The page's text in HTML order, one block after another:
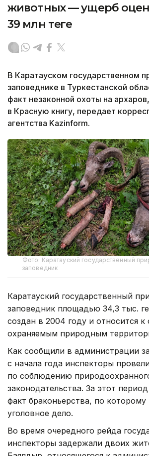
животных — ущерб
39 млн теңге
В Каратауском государственном
заповеднике в Туркестанской
факт незаконной охоты на
в Красную книгу, передает
агентства Kazinform.
Фото: Каратауский государственный
заповедник
Каратауский государственный
заповедник площадью 34,3 тыс.
создан в 2004 году и относится к
охраняемым природным
Как сообщили в администрации
с начала года инспекторы
по соблюдению
законодательства. За этот
факт браконьерства, по
уголовное дело.
Во время очередного рейда
инспекторы задержали двоих